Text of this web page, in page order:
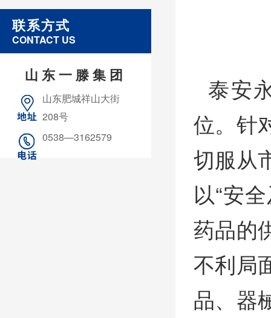
联系方式
CONTACT US
山东一滕集团
山东肥城祥山大街
208号
0538—3162579
泰安
位。针
切服从
以“安
药品的
不利局
品、器